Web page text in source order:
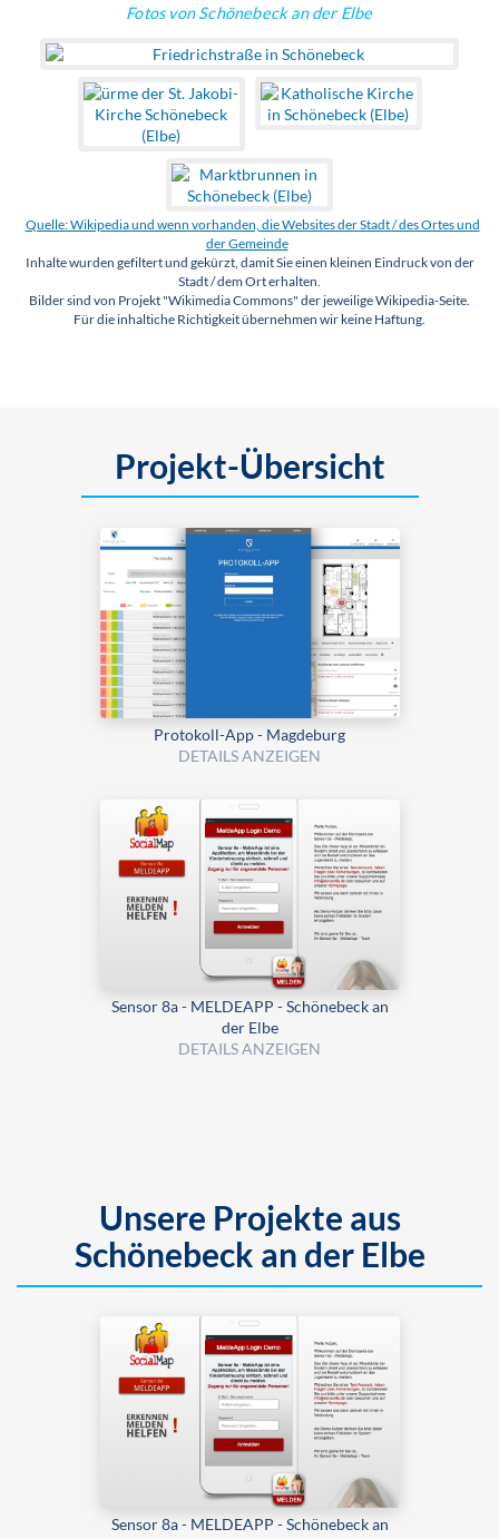
Fotos von Schönebeck an der Elbe
Quelle: Wikipedia und wenn vorhanden, die Websites der Stadt / des Ortes und
der Gemeinde
Inhalte wurden gefiltert und gekürzt, damit Sie einen kleinen Eindruck von der
Stadt / dem Ort erhalten.
Bilder sind von Projekt "Wikimedia Commons" der jeweilige Wikipedia-Seite.
Für die inhaltiche Richtigkeit übernehmen wir keine Haftung.
Projekt-Übersicht
Protokoll-App - Magdeburg
DETAILS ANZEIGEN
Sensor 8a - MELDEAPP - Schönebeck an
der Elbe
DETAILS ANZEIGEN
Unsere Projekte aus
Schönebeck an der Elbe
Sensor 8a - MELDEAPP - Schönebeck an